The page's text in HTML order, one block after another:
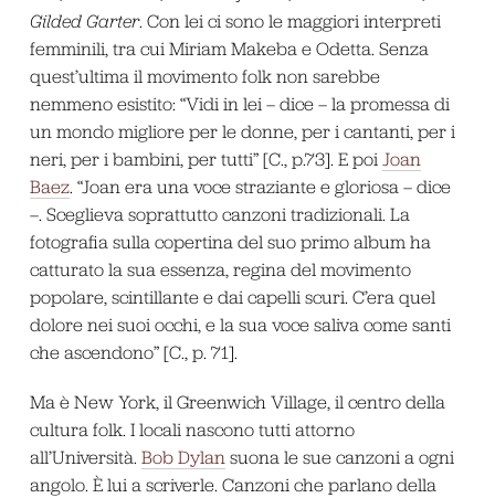
Gilded Garter. Con lei ci sono le maggiori interpreti
femminili, tra cui Miriam Makeba e Odetta. Senza
quest’ultima il movimento folk non sarebbe
nemmeno esistito: “Vidi in lei – dice – la promessa di
un mondo migliore per le donne, per i cantanti, per i
neri, per i bambini, per tutti” [C., p.73]. E poi Joan
Baez. “Joan era una voce straziante e gloriosa – dice
–. Sceglieva soprattutto canzoni tradizionali. La
fotografia sulla copertina del suo primo album ha
catturato la sua essenza, regina del movimento
popolare, scintillante e dai capelli scuri. C’era quel
dolore nei suoi occhi, e la sua voce saliva come santi
che ascendono” [C., p. 71].
Ma è New York, il Greenwich Village, il centro della
cultura folk. I locali nascono tutti attorno
all’Università. Bob Dylansuona le sue canzoni a ogni
angolo. È lui a scriverle. Canzoni che parlano della